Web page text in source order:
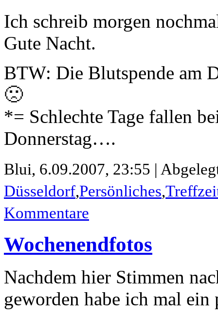
Ich schreib morgen
Gute Nacht.
BTW: Die Blutspende am
🙁
*= Schlechte Tage fallen
Donnerstag….
Blui, 6.09.2007, 23:55 |
Düsseldorf,Persönliches,
Kommentare
Wochenendfotos
Nachdem hier Stimmen
geworden habe ich mal ein